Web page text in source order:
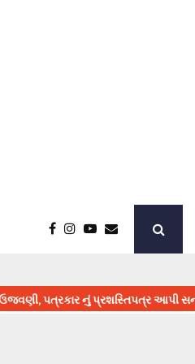
નું પ્રશસ્તિપત્ર આપી સન્માન